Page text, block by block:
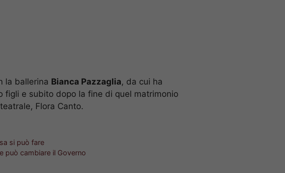
la ballerina Bianca Pazzaglia, da cui ha
figli e subito dopo la fine di quel matrimonio
Flora Canto.
si può fare
può cambiare il Governo